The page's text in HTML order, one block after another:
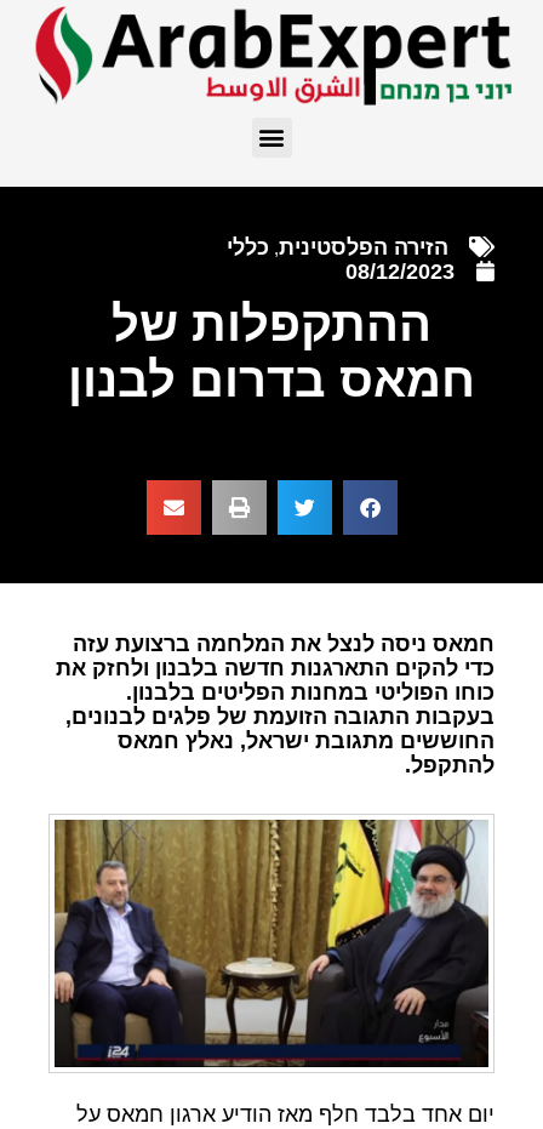
הזירה הפלסטינית, כללי
08/12/2023
ההתקפלות של
חמאס בדרום לבנון
חמאס ניסה לנצל את המלחמה ברצועת עזה
כדי להקים התארגנות חדשה בלבנון ולחזק את
כוחו הפוליטי במחנות הפליטים בלבנון.
בעקבות התגובה הזועמת של פלגים לבנונים,
החוששים מתגובת ישראל, נאלץ חמאס
להתקפל.
יום אחד בלבד חלף מאז הודיע ארגון חמאס על